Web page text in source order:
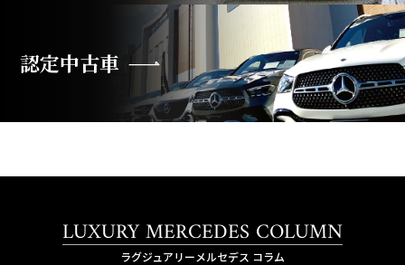
認定中古車
LUXURY MERCEDES COLUMN
ラグジュアリーメルセデス コラム